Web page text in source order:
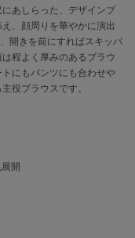
あしらった、デザインブ
、顔周りを華やかに演出
開きを前にすればスキッパ
程よく厚みのあるブラウ
にもパンツにも合わせや
役ブラウスです。
開